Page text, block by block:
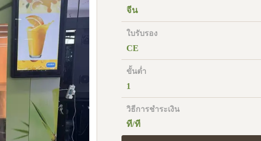
จีน
ใบรับรอง
CE
ขั้นต่ำ
1
วิธีการชำระเงิน
ที/ที